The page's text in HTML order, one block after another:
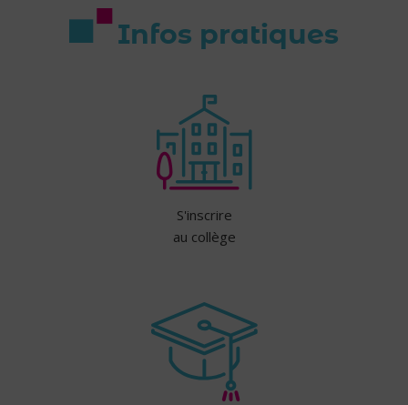
Infos pratiques
S'inscrire
au collège